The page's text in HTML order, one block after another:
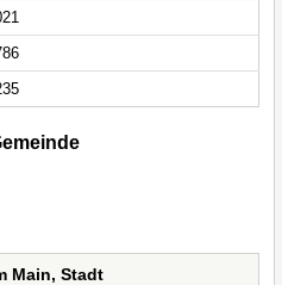
Main, Stadt